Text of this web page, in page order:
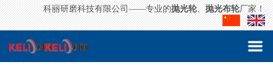
科丽研磨科技有限公司——专业的抛光轮、抛光布轮厂家！